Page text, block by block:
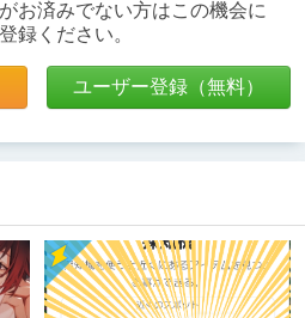
お済みでない方はこの機会に
録ください。
ユーザー登録（無料）